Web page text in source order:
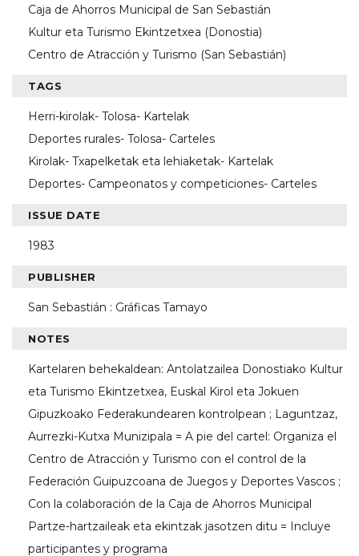
Caja de Ahorros Municipal de San Sebastián
Kultur eta Turismo Ekintzetxea (Donostia)
Centro de Atracción y Turismo (San Sebastián)
TAGS
Herri-kirolak- Tolosa- Kartelak
Deportes rurales- Tolosa- Carteles
Kirolak- Txapelketak eta lehiaketak- Kartelak
Deportes- Campeonatos y competiciones- Carteles
ISSUE DATE
1983
PUBLISHER
San Sebastián : Gráficas Tamayo
NOTES
Kartelaren behekaldean: Antolatzailea Donostiako Kultur
eta Turismo Ekintzetxea, Euskal Kirol eta Jokuen
Gipuzkoako Federakundearen kontrolpean ; Laguntzaz,
Aurrezki-Kutxa Munizipala = A pie del cartel: Organiza el
Centro de Atracción y Turismo con el control de la
Federación Guipuzcoana de Juegos y Deportes Vascos ;
Con la colaboración de la Caja de Ahorros Municipal
Partze-hartzaileak eta ekintzak jasotzen ditu = Incluye
participantes y programa